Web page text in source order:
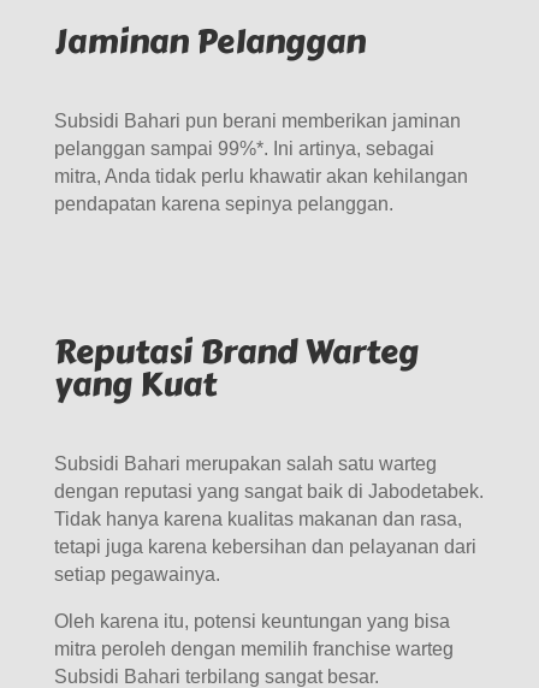
Jaminan Pelanggan
Subsidi Bahari pun berani memberikan jaminan
pelanggan sampai 99%*. Ini artinya, sebagai
mitra, Anda tidak perlu khawatir akan kehilangan
pendapatan karena sepinya pelanggan.
Reputasi Brand Warteg
yang Kuat
Subsidi Bahari merupakan salah satu warteg
dengan reputasi yang sangat baik di Jabodetabek.
Tidak hanya karena kualitas makanan dan rasa,
tetapi juga karena kebersihan dan pelayanan dari
setiap pegawainya.
Oleh karena itu, potensi keuntungan yang bisa
mitra peroleh dengan memilih franchise warteg
Subsidi Bahari terbilang sangat besar.